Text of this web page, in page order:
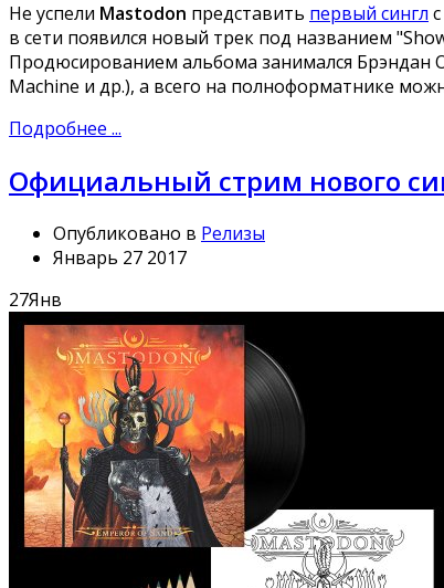
Не успели Mastodon представить первый сингл
в сети появился новый трек под названием
Продюсированием альбома занимался Брэндан
Machine и др.), а всего на полноформатнике
Подробнее ...
Официальный стрим нового
Опубликовано в Релизы
Январь 27 2017
27Янв